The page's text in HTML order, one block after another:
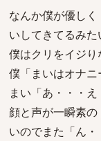
なんか僕が優し
いしてきてるみた
僕はクリをイジり
僕「まいはオナニ
まい「あ・・・え
顔と声が一瞬素
いのでまた「ん・